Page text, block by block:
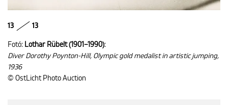
13 13
Fotó: Lothar Rübelt (1901–1990):
Diver Dorothy Poynton-Hill, Olympic gold medalist in artistic jumping,
1936
© OstLicht Photo Auction